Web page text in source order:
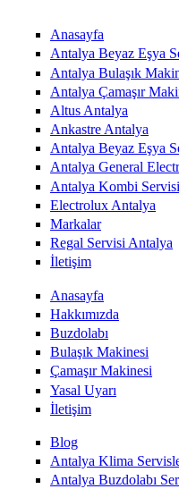
Anasayfa
Antalya Beyaz Eşya
Antalya Bulaşık
Antalya Çamaşır
Altus Antalya
Ankastre Antalya
Antalya Beyaz Eşya
Antalya General
Antalya Kombi Servisi
Electrolux Antalya
Markalar
Regal Servisi Antalya
İletişim
Anasayfa
Hakkımızda
Buzdolabı
Bulaşık Makinesi
Çamaşır Makinesi
Yasal Uyarı
İletişim
Blog
Antalya Klima
Antalya Buzdolabı